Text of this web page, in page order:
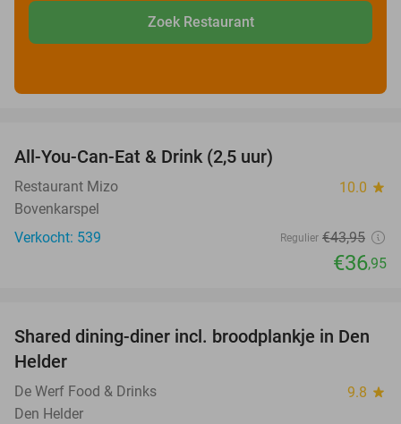
Zoek Restaurant
All-You-Can-Eat & Drink (2,5 uur)
Restaurant Mizo 10.0 star
Bovenkarspel
Verkocht: 539
Regulier €43,95
€36,95
25%
Shared dining-diner incl. broodplankje in Den
Helder
De Werf Food & Drinks 9.8 star
Den Helder